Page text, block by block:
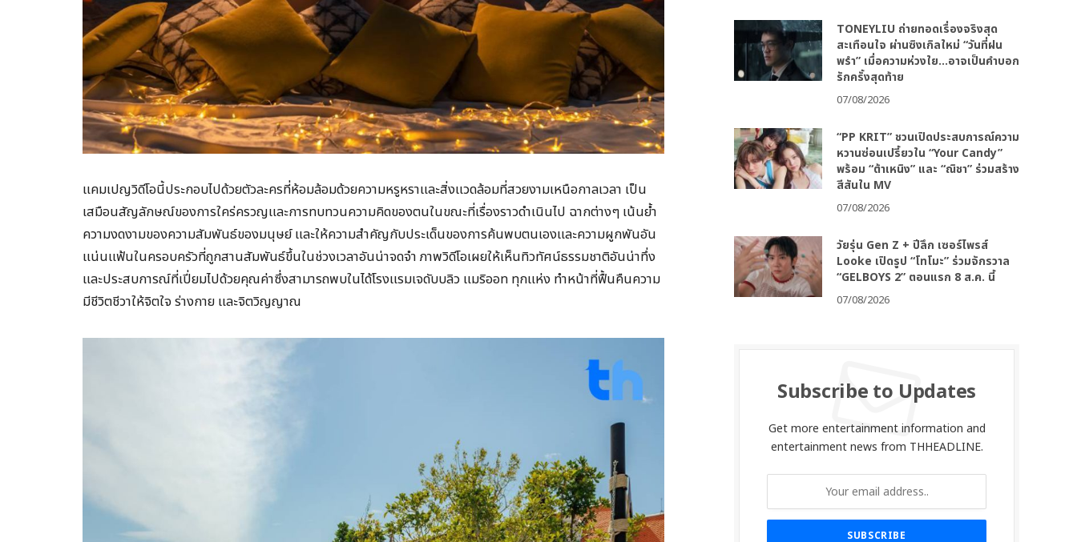
แคมเปญวิดีโอนี้ประกอบไปด้วยตัวละครที่ห้อมล้อมด้วยความหรูหราและสิ่งแวดล้อมที่สวยงามเหนือกาลเวลา เป็น
เสมือนสัญลักษณ์ของการใคร่ครวญและการทบทวนความคิดของตนในขณะที่เรื่องราวดำเนินไป ฉากต่างๆ เน้นย้ำ
ความงดงามของความสัมพันธ์ของมนุษย์ และให้ความสำคัญกับประเด็นของการค้นพบตนเองและความผูกพันอัน
แน่นแฟ้นในครอบครัวที่ถูกสานสัมพันธ์ขึ้นในช่วงเวลาอันน่าจดจำ ภาพวิดีโอเผยให้เห็นทิวทัศน์ธรรมชาติอันน่าทึ่ง
และประสบการณ์ที่เปี่ยมไปด้วยคุณค่าซึ่งสามารถพบในได้โรงแรมเจดับบลิว แมริออท ทุกแห่ง ทำหน้าที่ฟื้นคืนความ
มีชีวิตชีวาให้จิตใจ ร่างกาย และจิตวิญญาณ
TONEYLIU ถ่ายทอดเรื่องจริงสุด
สะเทือนใจ ผ่านซิงเกิลใหม่ “วันที่ฝน
พรำ” เมื่อความห่วงใย…อาจเป็นคำบอก
รักครั้งสุดท้าย
07/08/2026
“PP KRIT” ชวนเปิดประสบการณ์ความ
หวานซ่อนเปรี้ยวใน “Your Candy”
พร้อม “ต้าเหนิง” และ “ณิชา” ร่วมสร้าง
สีสันใน MV
07/08/2026
วัยรุ่น Gen Z + ปีลึก เซอร์ไพรส์
Looke เปิดรูป “โทโมะ” ร่วมจักรวาล
“GELBOYS 2” ตอนแรก 8 ส.ค. นี้
07/08/2026
Subscribe to Updates
Get more entertainment information and
entertainment news from THHEADLINE.